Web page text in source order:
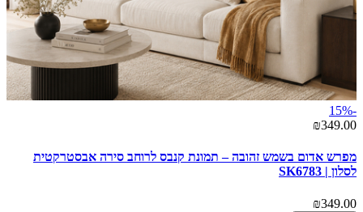
-15%
₪349.00
מפרש אדום בשמש זהובה – תמונת קנבס לרוחב סירה אבסטרקטית
לסלון | SK6783
₪349.00